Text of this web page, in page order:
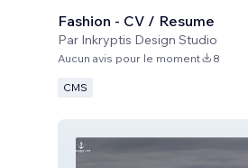
Fashion - CV / Resume
Par Inkryptis Design Studio
Aucun avis pour le moment 8
CMS